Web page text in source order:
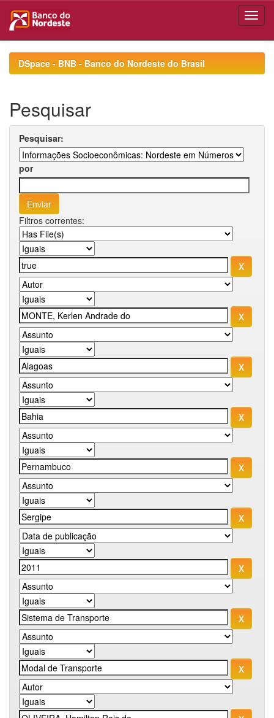
navigationDSpace - BNB - Banco do Nordeste do Brasil
Pesquisar
Pesquisar:
por
Filtros correntes: